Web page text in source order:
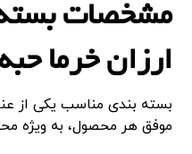
مشخصات
ارزان خرما
بسته بندی مناسب یکی از
موفق هر محصول، به ویژه